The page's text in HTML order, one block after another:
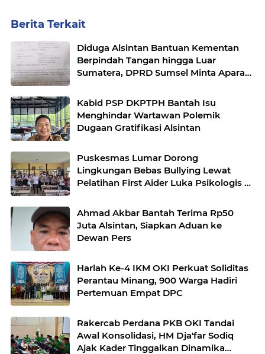
Berita Terkait
Diduga Alsintan Bantuan Kementan
Berpindah Tangan hingga Luar
Sumatera, DPRD Sumsel Minta Aparat
Kabid PSP DKPTPH Bantah Isu
Menghindar Wartawan Polemik
Dugaan Gratifikasi Alsintan
Puskesmas Lumar Dorong
Lingkungan Bebas Bullying Lewat
Pelatihan First Aider Luka Psikologis di
Ahmad Akbar Bantah Terima Rp50
Juta Alsintan, Siapkan Aduan ke
Dewan Pers
Harlah Ke-4 IKM OKI Perkuat Soliditas
Perantau Minang, 900 Warga Hadiri
Pertemuan Empat DPC
Rakercab Perdana PKB OKI Tandai
Awal Konsolidasi, HM Dja'far Sodiq
Ajak Kader Tinggalkan Dinamika